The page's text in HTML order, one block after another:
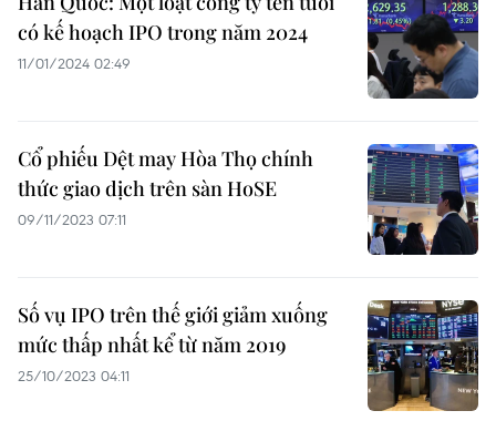
có kế hoạch IPO trong năm 2024
11/01/2024 02:49
Cổ phiếu Dệt may Hòa Thọ chính
thức giao dịch trên sàn HoSE
09/11/2023 07:11
Số vụ IPO trên thế giới giảm xuống
mức thấp nhất kể từ năm 2019
25/10/2023 04:11